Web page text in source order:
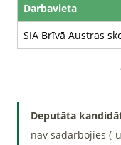
Darbavieta
SIA Brīvā Austras
Deputāta
nav sadarbojies (-